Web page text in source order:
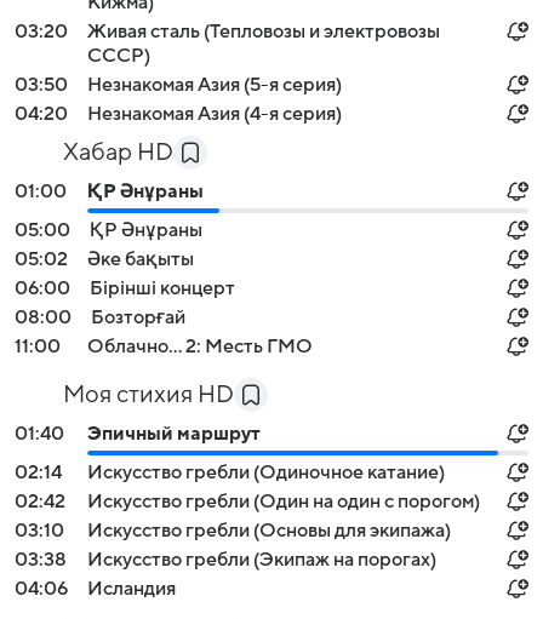
03:20
Живая сталь (Тепловозы и электровозы
СССР)
03:50
Незнакомая Азия (5-я серия)
04:20
Незнакомая Азия (4-я серия)
Хабар HD
01:00
ҚР Әнұраны
05:00
ҚР Әнұраны
05:02
Әке бақыты
06:00
Бірінші концерт
08:00
Бозторғай
11:00
Облачно... 2: Месть ГМО
Моя стихия HD
01:40
Эпичный маршрут
02:14
Искусство гребли (Одиночное катание)
02:42
Искусство гребли (Один на один с порогом)
03:10
Искусство гребли (Основы для экипажа)
03:38
Искусство гребли (Экипаж на порогах)
04:06
Исландия